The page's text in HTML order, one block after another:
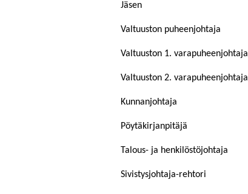
Jäsen
Valtuuston puheenjohtaja
Valtuuston 1. varapuheenjohtaja
Valtuuston 2. varapuheenjohtaja
Kunnanjohtaja
Pöytäkirjanpitäjä
Talous- ja henkilöstöjohtaja
Sivistysjohtaja-rehtori